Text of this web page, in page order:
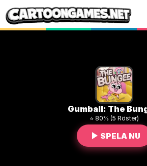
Gumball: The
⭐ 80% (5 Röster)
SPELA NU